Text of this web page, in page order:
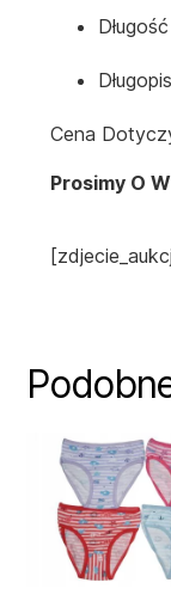
Długopis
Cena
Prosimy O